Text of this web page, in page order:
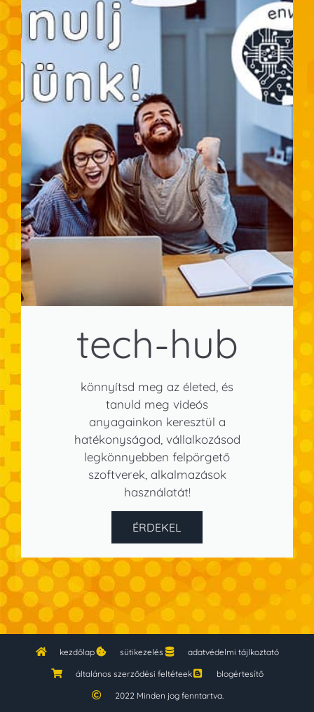
tech-hub
könnyítsd meg az életed, és
tanuld meg videós
anyagainkon keresztül a
hatékonyságod, vállalkozásod
legkönnyebben felpörgető
szoftverek, alkalmazások
használatát!
ÉRDEKEL
kezdőlap sütikezelés adatvédelmi tájlkoztató
általános szerződési feltéteek blogértesítő
2022 Minden jog fenntartva.